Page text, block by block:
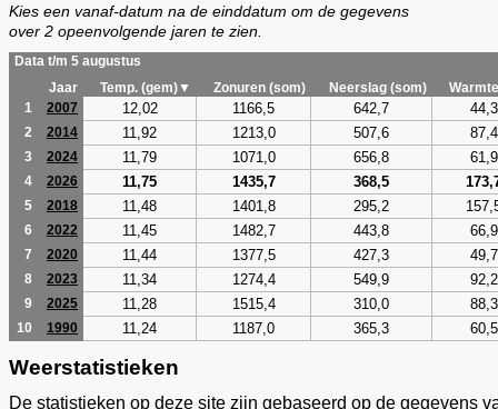
Kies een vanaf-datum na de einddatum om de gegevens
over 2 opeenvolgende jaren te zien.
Data t/m 5 augustus
Jaar
Temp. (gem)▼ Zonuren (som) Neerslag (som)
1
2007 12,02 1166,5 642,7 44,3
2 2014 11,92 1213,0 507,6 87,4
3 2024 11,79 1071,0 656,8 61,9
4 2026 11,75 1435,7 368,5
5 2018 11,48 1401,8 295,2
6 2022 11,45 1482,7 443,8 66,9
7 2020 11,44 1377,5 427,3 49,7
8 2023 11,34 1274,4 549,9 92,2
9 2025 11,28 1515,4 310,0 88,3
10 1990 11,24 1187,0 365,3 60,5
Weerstatistieken
De statistieken op deze site zijn gebaseerd op de gegevens